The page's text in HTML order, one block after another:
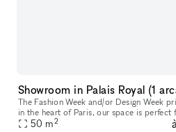
Showroom in Palais Royal (1
The Fashion Week and/or Design Week
in the heart of Paris, our space is
curated presentations at the intersection
50 m2